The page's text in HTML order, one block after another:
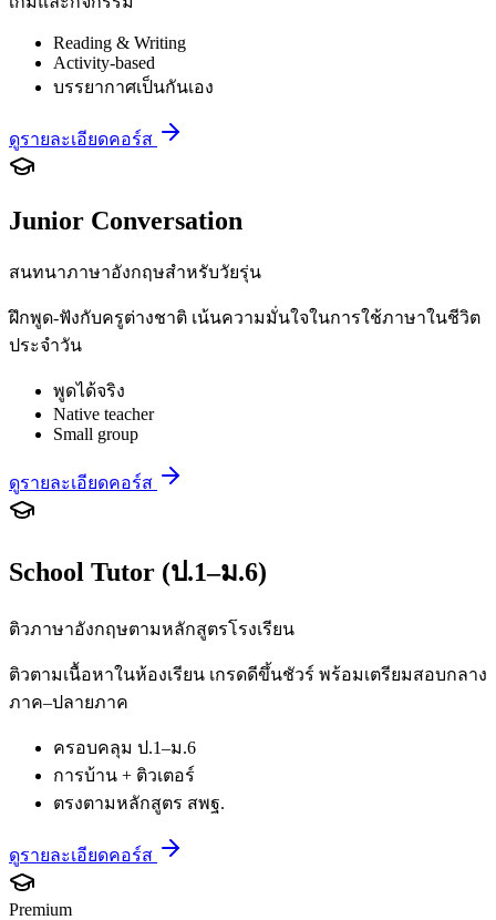
Reading & Writing
Activity-based
บรรยากาศเป็นกันเอง
ดูรายละเอียดคอร์ส
Junior Conversation
สนทนาภาษาอังกฤษสำหรับวัยรุ่น
ฝึกพูด-ฟังกับครูต่างชาติ เน้นความมั่นใจในการใช้ภาษาในชีวิต
ประจำวัน
พูดได้จริง
Native teacher
Small group
ดูรายละเอียดคอร์ส
School Tutor (ป.1–ม.6)
ติวภาษาอังกฤษตามหลักสูตรโรงเรียน
ติวตามเนื้อหาในห้องเรียน เกรดดีขึ้นชัวร์ พร้อมเตรียมสอบกลาง
ภาค–ปลายภาค
ครอบคลุม ป.1–ม.6
การบ้าน + ติวเตอร์
ตรงตามหลักสูตร สพฐ.
ดูรายละเอียดคอร์ส
Premium